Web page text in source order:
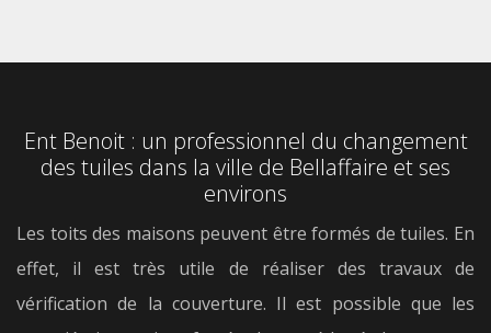
Ent Benoit : un professionnel du changement
des tuiles dans la ville de Bellaffaire et ses
environs
Les toits des maisons peuvent être formés de tuiles. En
effet, il est très utile de réaliser des travaux de
vérification de la couverture. Il est possible que les